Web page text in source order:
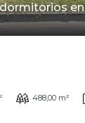
en
488,00 m²